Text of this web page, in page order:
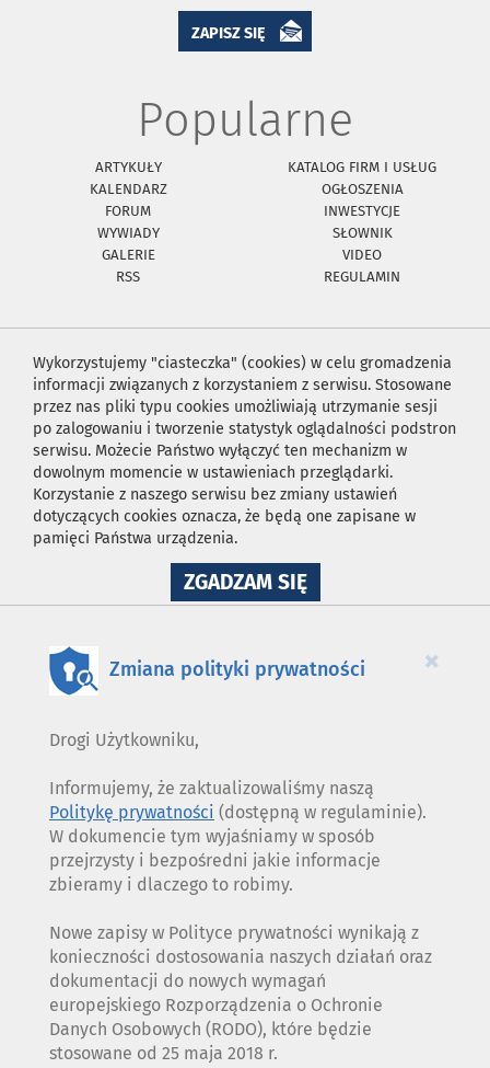
ZAPISZ SIĘ
Popularne
ARTYKUŁY
KATALOG FIRM I USŁUG
KALENDARZ
OGŁOSZENIA
FORUM
INWESTYCJE
WYWIADY
SŁOWNIK
GALERIE
VIDEO
RSS
REGULAMIN
Wykorzystujemy "ciasteczka" (cookies) w celu gromadzenia
informacji związanych z korzystaniem z serwisu. Stosowane
przez nas pliki typu cookies umożliwiają utrzymanie sesji
po zalogowaniu i tworzenie statystyk oglądalności podstron
serwisu. Możecie Państwo wyłączyć ten mechanizm w
dowolnym momencie w ustawieniach przeglądarki.
Korzystanie z naszego serwisu bez zmiany ustawień
dotyczących cookies oznacza, że będą one zapisane w
pamięci Państwa urządzenia.
ZGADZAM SIĘNA
WYKORZYSTANIE
×
Zmiana polityki prywatności
Drogi Użytkowniku,
Informujemy, że zaktualizowaliśmy naszą
Politykę prywatności (dostępną w regulaminie).
W dokumencie tym wyjaśniamy w sposób
przejrzysty i bezpośredni jakie informacje
zbieramy i dlaczego to robimy.
Nowe zapisy w Polityce prywatności wynikają z
konieczności dostosowania naszych działań oraz
dokumentacji do nowych wymagań
europejskiego Rozporządzenia o Ochronie
Danych Osobowych (RODO), które będzie
stosowane od 25 maja 2018 r.